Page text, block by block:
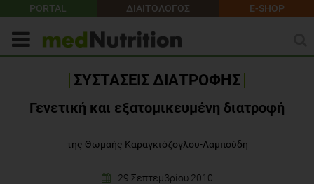
PORTAL ΔΙΑΙΤΟΛΟΓΟΣ E-SHOP
ΣΥΣΤΑΣΕΙΣ ΔΙΑΤΡΟΦΗΣ
Γενετική και εξατομικευμένη διατροφή
της Θωμαής Καραγκιόζογλου-Λαμπούδη
29 Σεπτεμβρίου 2010